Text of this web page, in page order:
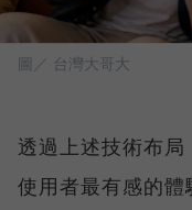
圖／ 台灣大哥大
透過上述技術布
使用者最有感的體